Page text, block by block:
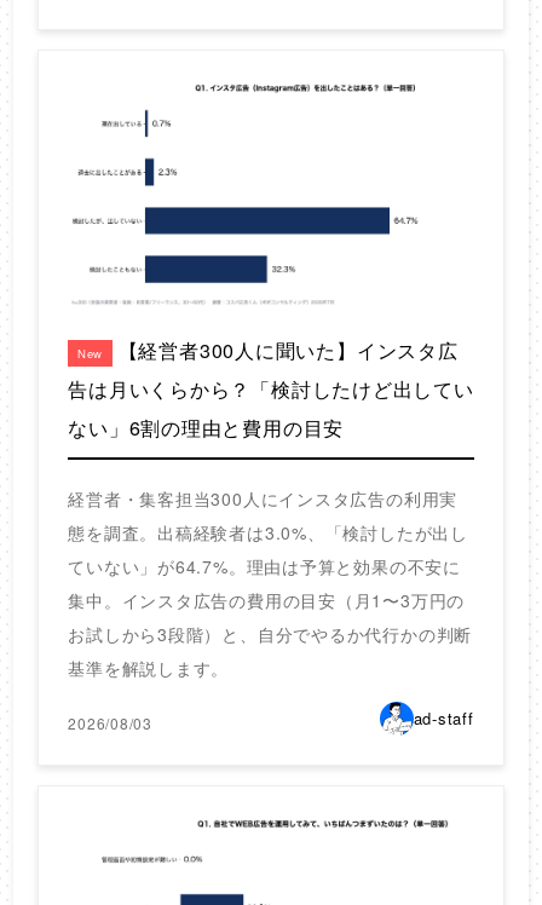
New
【経営者300人に聞いた】インスタ広
告は月いくらから？「検討したけど出してい
ない」6割の理由と費用の目安
経営者・集客担当300人にインスタ広告の利用実
態を調査。出稿経験者は3.0%、「検討したが出し
ていない」が64.7%。理由は予算と効果の不安に
集中。インスタ広告の費用の目安（月1〜3万円の
お試しから3段階）と、自分でやるか代行かの判断
基準を解説します。
2026/08/03 ad-staff